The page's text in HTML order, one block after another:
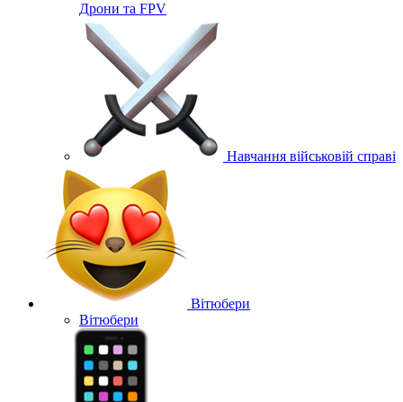
Дрони та FPV
Навчання військовій справі
Вітюбери
Вітюбери